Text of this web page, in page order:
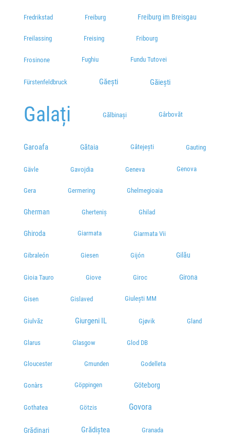
Fredrikstad Freiburg Freiburg im Breisgau
Freilassing Freising Fribourg
Frosinone Fughiu Fundu Tutovei
Fürstenfeldbruck Găești Găieşti
Galați Gălbinași Gârbovăt
Garoafa Gătaia Gâtejești Gauting
Gävle Gavojdia Geneva Genova
Gera Germering Ghelmegioaia
Gherman Gherteniș Ghilad
Ghiroda Giarmata Giarmata Vii
Gibraleón Giesen Gijón Gilău
Gioia Tauro Giove Giroc Girona
Gisen Gislaved Giulești MM
Giulvăz Giurgeni IL Gjøvik Gland
Glarus Glasgow Glod DB
Gloucester Gmunden Godelleta
Gonàrs Göppingen Göteborg
Gothatea Götzis Govora
Grădinari Grădiștea Granada